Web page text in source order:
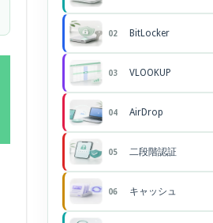
02 BitLocker
03 VLOOKUP
04 AirDrop
05 二段階認証
06 キャッシュ